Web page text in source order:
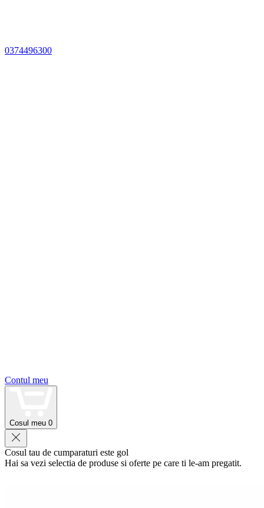
0374496300
Contul meu
Cosul meu 0
Cosul tau de cumparaturi este gol
Hai sa vezi selectia de produse si oferte pe care ti le-am pregatit.